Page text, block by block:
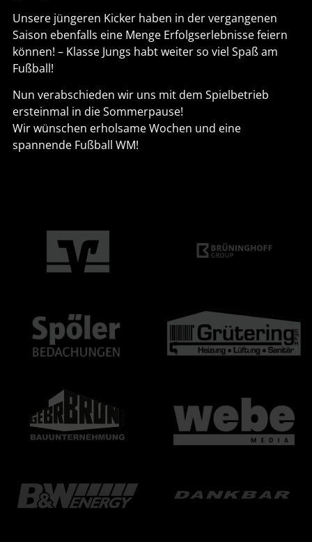
Unsere jüngeren Kicker haben in der vergangenen
Saison ebenfalls eine Menge Erfolgserlebnisse feiern
können! – Klasse Jungs habt weiter so viel Spaß am
Fußball!
Nun verabschieden wir uns mit dem Spielbetrieb
ersteinmal in die Sommerpause!
Wir wünschen erholsame Wochen und eine
spannende Fußball WM!